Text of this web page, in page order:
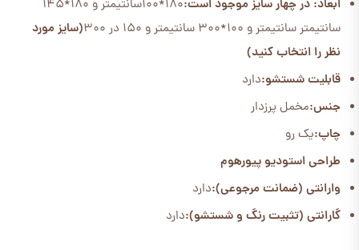
ابعاد: در چهار سایز موجود است:
180*100سانتیمتر و 180*145
سانتیمتر سانتیمتر و 100*300 سانتیمتر و 150 در 300
(سایز مورد
نظر را انتخاب کنید)
قابلیت شستشو:دارد
جنس:مخمل پرزدار
چاپ:یک رو
طراحی استودیو پیورهوم
وارانتی (ضمانت مرجوعی):دارد
گارانتی (تثبیت رنگ و شستشو):دارد